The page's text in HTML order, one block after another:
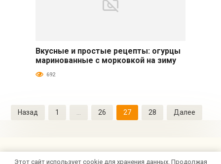
Огурцы
Вкусные и простые рецепты: огурцы
маринованные с морковкой на зиму
692
Пагинация
записей
Назад 1 26 27 28 Далее
Этот сайт использует cookie для хранения данных. Продолжая